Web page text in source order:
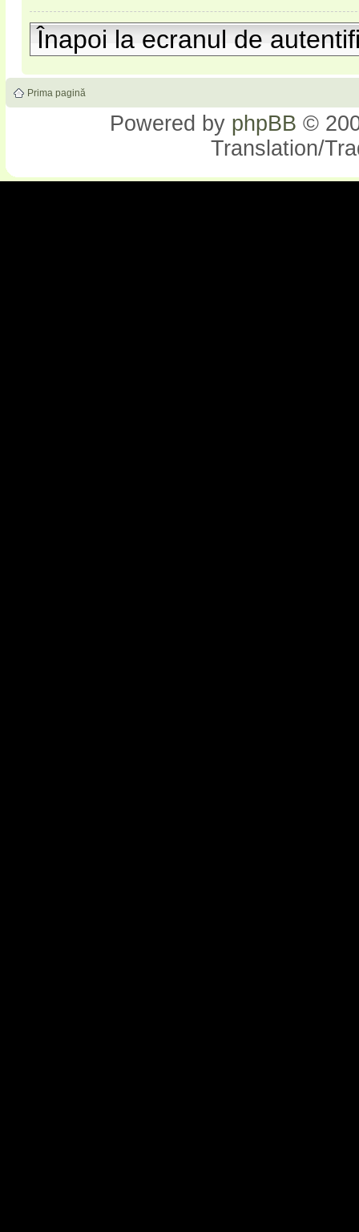
Înapoi la ecranul de
Prima pagină
Powered by phpBB ©
Translation/